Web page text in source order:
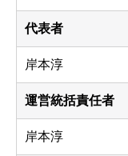
代表者
岸本淳
運営統括責任者
岸本淳